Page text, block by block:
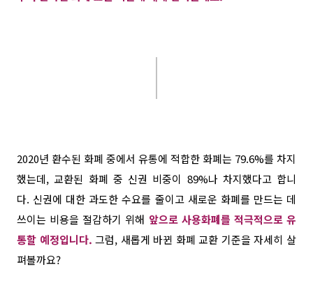
2020년 환수된 화폐 중에서 유통에 적합한 화폐는 79.6%를 차지
했는데, 교환된 화폐 중 신권 비중이 89%나 차지했다고 합니
다. 신권에 대한 과도한 수요를 줄이고 새로운 화폐를 만드는 데
쓰이는 비용을 절감하기 위해 앞으로 사용화폐를 적극적으로 유
통할 예정입니다.그럼, 새롭게 바뀐 화폐 교환 기준을 자세히 살
펴볼까요?